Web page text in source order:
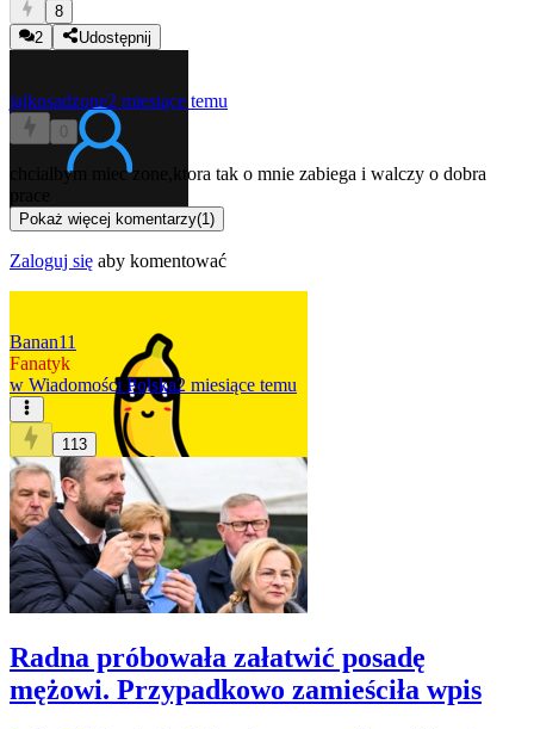
8
2
Udostępnij
jajkosadzone2 miesiące temu
0
chcialbym miec zone,ktora tak o mnie zabiega i walczy o dobra
Pokaż więcej komentarzy(1)
Zaloguj się aby komentować
Banan11
Fanatyk
w Wiadomości Polska2 miesiące temu
113
Radna próbowała załatwić posadę
mężowi. Przypadkowo zamieściła wpis